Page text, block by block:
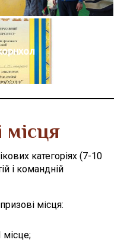
місця
категоріях (7-10
і командній
місця: